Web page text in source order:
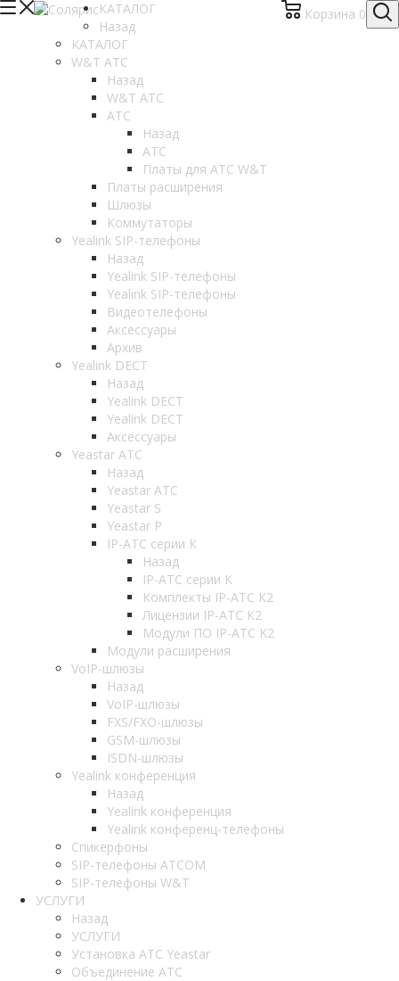
Корзина 0
КАТАЛОГ
Назад
КАТАЛОГ
W&T АТС
Назад
W&T АТС
АТС
Назад
АТС
Платы для АТС W&T
Платы расширения
Шлюзы
Коммутаторы
Yealink SIP-телефоны
Назад
Yealink SIP-телефоны
Yealink SIP-телефоны
Видеотелефоны
Аксессуары
Архив
Yealink DECT
Назад
Yealink DECT
Yealink DECT
Аксессуары
Yeastar АТС
Назад
Yeastar АТС
Yeastar S
Yeastar P
IP-АТС серии К
Назад
IP-АТС серии К
Комплекты IP-АТС К2
Лицензии IP-АТС К2
Модули ПО IP-АТС K2
Модули расширения
VoIP-шлюзы
Назад
VoIP-шлюзы
FXS/FXO-шлюзы
GSM-шлюзы
ISDN-шлюзы
Yealink конференция
Назад
Yealink конференция
Yealink конференц-телефоны
Спикерфоны
SIP-телефоны ATCOM
SIP-телефоны W&T
УСЛУГИ
Назад
УСЛУГИ
Установка АТС Yeastar
Объединение АТС